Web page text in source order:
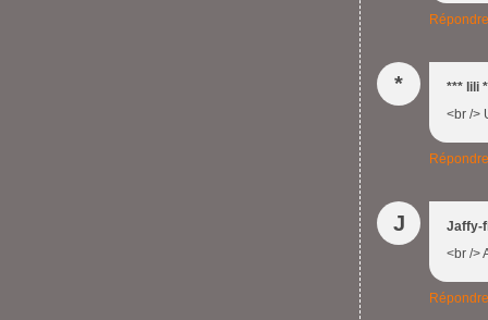
Répondre
*
*** lili
<br />
Répondre
J
Jaffy-
<br />
Répondre